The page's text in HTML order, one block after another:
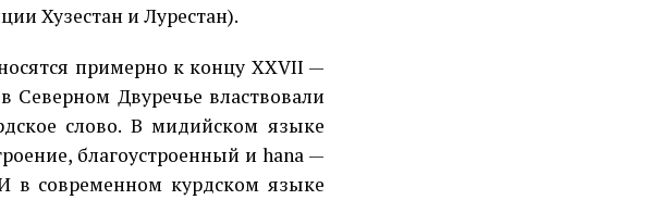
Хузестан и Лурестан).
примерно к концу XXVII —
Северном Двуречье властвовали
слово. В мидийском языке
благоустроенный и hana —
в современном курдском языке